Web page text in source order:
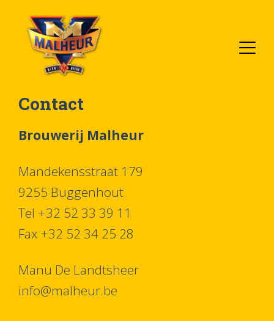
inhoud
gaanContact
Brouwerij Malheur
Mandekensstraat 179
9255 Buggenhout
Tel +32 52 33 39 11
Fax +32 52 34 25 28
Manu De Landtsheer
info@malheur.be